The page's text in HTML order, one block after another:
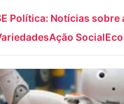
Política: Notícias sobre
Ação Social